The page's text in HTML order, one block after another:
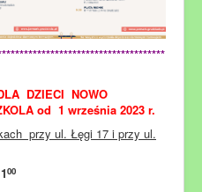
DZIECI NOWO
od 1 września 2023 r.
przy ul. Łęgi 17 i przy ul.
00